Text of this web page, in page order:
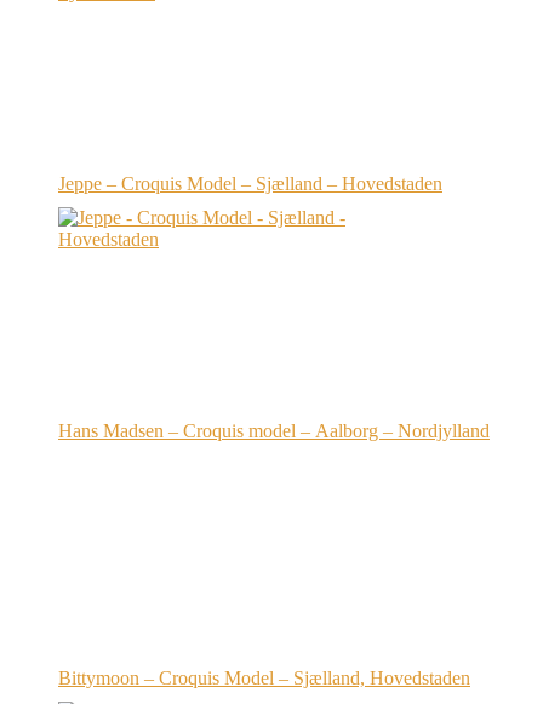
Jeppe – Croquis Model – Sjælland – Hovedstaden
Hans Madsen – Croquis model – Aalborg – Nordjylland
Bittymoon – Croquis Model – Sjælland, Hovedstaden